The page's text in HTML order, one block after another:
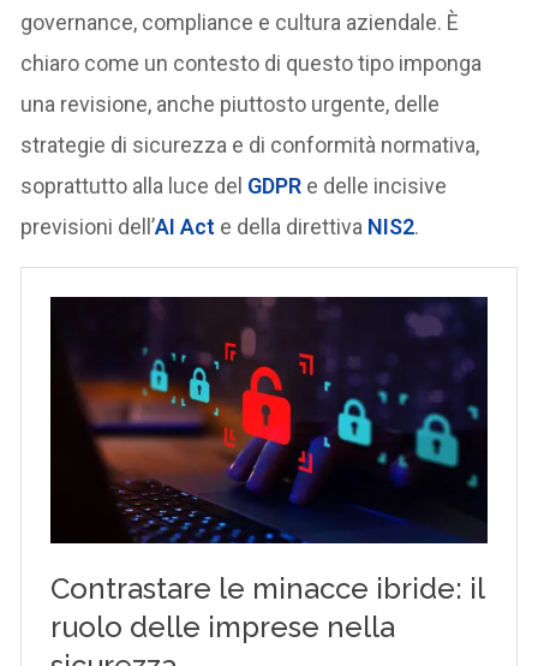
governance, compliance e cultura aziendale. È
chiaro come un contesto di questo tipo imponga
una revisione, anche piuttosto urgente, delle
strategie di sicurezza e di conformità normativa,
soprattutto alla luce del GDPR e delle incisive
previsioni dell’AI Act e della direttiva NIS2.